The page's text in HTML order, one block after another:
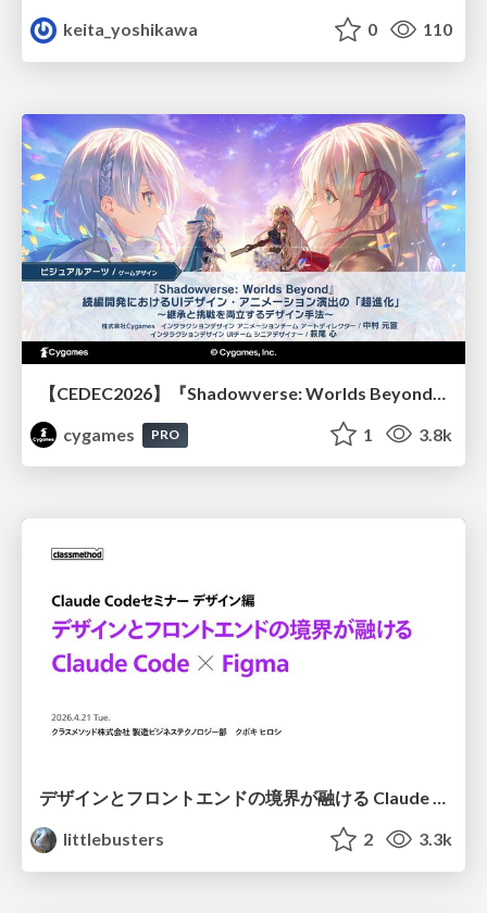
keita_yoshikawa
0 110
cygames
PRO 1 3.8k
デザインとフロントエンドの境界が融ける Claude Code × Figma
littlebusters
2 3.3k